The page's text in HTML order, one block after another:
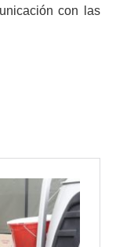
con las